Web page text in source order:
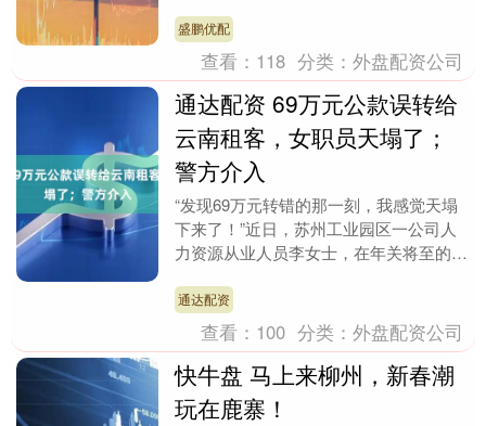
日，超过100....
盛鹏优配
查看： 118 分类：外盘配资公司
通达配资 69万元公款误转给
云南租客，女职员天塌了；
警方介入
“发现69万元转错的那一刻，我感觉天塌
下来了！”近日，苏州工业园区一公司人
力资源从业人员李女士，在年关将至的忙
项，误转给曾....
通达配资
查看： 100 分类：外盘配资公司
快牛盘 马上来柳州，新春潮
玩在鹿寨！